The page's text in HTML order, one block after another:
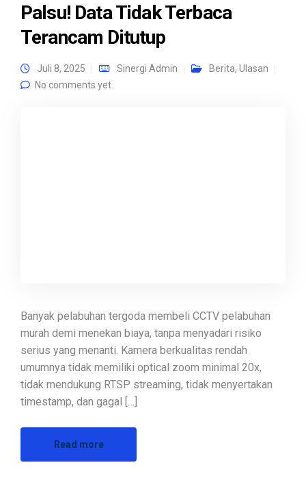
Palsu! Data Tidak Terbaca
Terancam Ditutup
Juli 8, 2025 Sinergi Admin Berita, Ulasan
No comments yet
Banyak pelabuhan tergoda membeli CCTV pelabuhan
murah demi menekan biaya, tanpa menyadari risiko
serius yang menanti. Kamera berkualitas rendah
umumnya tidak memiliki optical zoom minimal 20x,
tidak mendukung RTSP streaming, tidak menyertakan
timestamp, dan gagal […]
Read more